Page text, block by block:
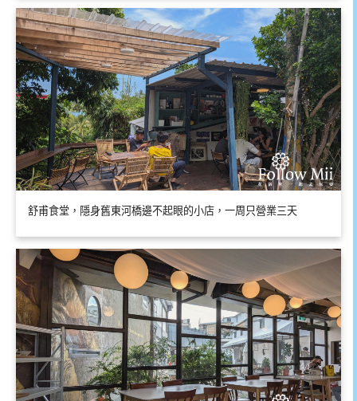
舒甫食堂，隱身舊東河橋邊不起眼的小店，一周只營業三天